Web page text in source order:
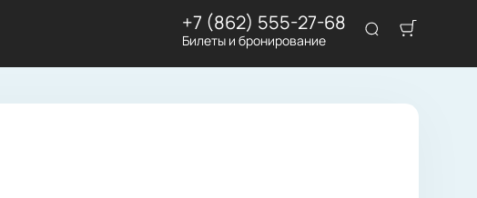
+7 (862) 555-27-68
Билеты и бронирование